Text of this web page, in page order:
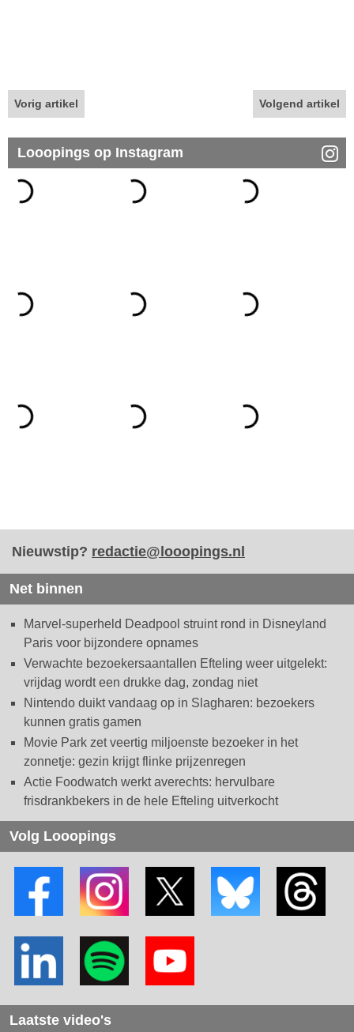
Vorig artikel Volgend artikel
Looopings op Instagram
Nieuwstip? redactie@looopings.nl
Net binnen
Marvel-superheld Deadpool struint rond in Disneyland
Paris voor bijzondere opnames
Verwachte bezoekersaantallen Efteling weer uitgelekt:
vrijdag wordt een drukke dag, zondag niet
Nintendo duikt vandaag op in Slagharen: bezoekers
kunnen gratis gamen
Movie Park zet veertig miljoenste bezoeker in het
zonnetje: gezin krijgt flinke prijzenregen
Actie Foodwatch werkt averechts: hervulbare
frisdrankbekers in de hele Efteling uitverkocht
Volg Looopings
Laatste video's